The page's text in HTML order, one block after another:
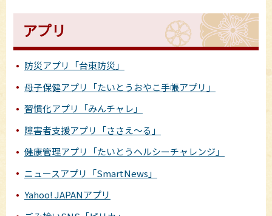
アプリ
防災アプリ「台東防災」
母子保健アプリ「たいとうおやこ手帳アプリ」
習慣化アプリ「みんチャレ」
障害者支援アプリ「ささえ～る」
健康管理アプリ「たいとうヘルシーチャレンジ」
ニュースアプリ「SmartNews」
Yahoo! JAPANアプリ